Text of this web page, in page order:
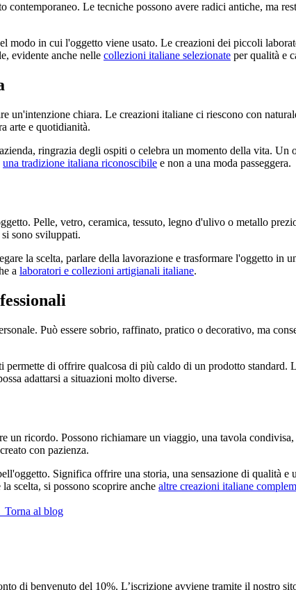
Le tecniche possono avere radici antiche, ma
modo in cui l'oggetto viene usato. Le creazioni dei piccoli
evidente anche nelle collezioni italiane selezionate per qualità e
un'intenzione chiara. Le creazioni italiane ci riescono con
arte e quotidianità.
ringrazia degli ospiti o celebra un momento della vita. Un
una tradizione italiana riconoscibile e non a una moda passeggera.
Pelle, vetro, ceramica, tessuto, legno d'ulivo o metallo
sono sviluppati.
la scelta, parlare della lavorazione e trasformare l'oggetto in
a laboratori e collezioni artigianali italiane.
Può essere sobrio, raffinato, pratico o decorativo, ma
di offrire qualcosa di più caldo di un prodotto standard.
adattarsi a situazioni molto diverse.
un ricordo. Possono richiamare un viaggio, una tavola condivisa,
con pazienza.
Significa offrire una storia, una sensazione di qualità e
scelta, si possono scoprire anche altre creazioni italiane
al blog
di benvenuto del 10%. L’iscrizione avviene tramite il nostro